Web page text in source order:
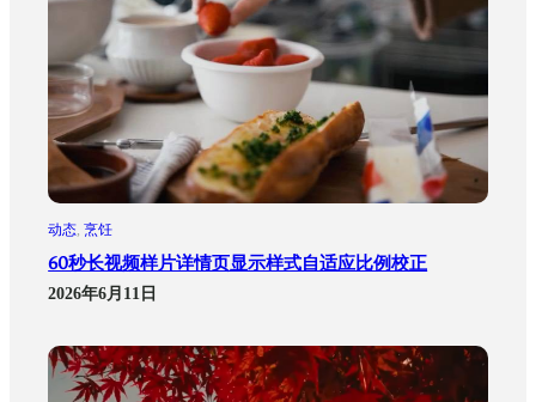
动态, 烹饪
60秒长视频样片详情页显示样式自适应比例校正
2026年6月11日